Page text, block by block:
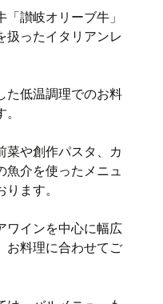
讃岐オリーブ牛」
扱ったイタリアンレ
た低温調理でのお料
菜や創作パスタ、カ
介を使ったメニュ
ます。
ワインを中心に幅広
お料理に合わせてご